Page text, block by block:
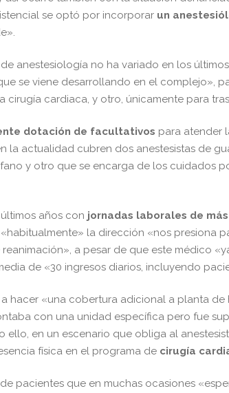
se optó por incorporar un
anestesiología no ha variado en los
se viene desarrollando en el complejo»,
cardiaca, y otro, únicamente para
dotación de facultativos para atender
la actualidad cubren dos anestesistas de
y otro que se encarga de los cuidados
años con jornadas laborales de
la dirección «nos presiona
a pesar de que este médico
de «30 ingresos diarios, incluyendo
hacer «una cobertura adicional a planta
con una unidad específica pero fue
ello, en un escenario que obliga al
física en el programa de cirugía
pacientes que en muchas ocasiones